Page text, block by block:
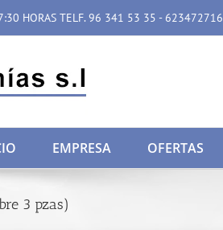
HORAS TELF. 96 341 53 35 - 623472716
EMPRESA OFERTAS
3 pzas)